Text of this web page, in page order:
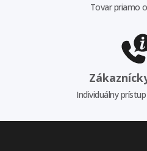
Tovar priamo
Individuálny